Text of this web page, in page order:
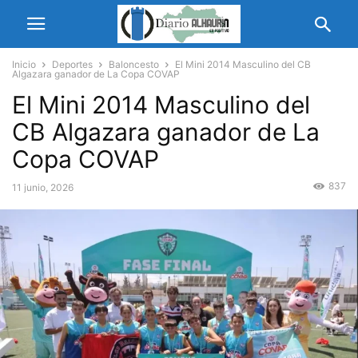
Inicio Deportes Baloncesto
El Mini 2014 Masculino del CB
Algazara ganador de La Copa COVAP
El Mini 2014 Masculino del
CB Algazara ganador de La
Copa COVAP
11 junio, 2026 837